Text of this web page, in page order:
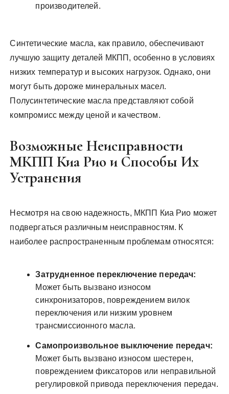
производителей.
Синтетические масла, как правило, обеспечивают
лучшую защиту деталей МКПП, особенно в условиях
низких температур и высоких нагрузок. Однако, они
могут быть дороже минеральных масел.
Полусинтетические масла представляют собой
компромисс между ценой и качеством.
Возможные Неисправности
МКПП Киа Рио и Способы Их
Устранения
Несмотря на свою надежность, МКПП Киа Рио может
подвергаться различным неисправностям. К
наиболее распространенным проблемам относятся:
Затрудненное переключение передач:
Может быть вызвано износом
синхронизаторов, повреждением вилок
переключения или низким уровнем
трансмиссионного масла.
Самопроизвольное выключение передач:
Может быть вызвано износом шестерен,
повреждением фиксаторов или неправильной
регулировкой привода переключения передач.